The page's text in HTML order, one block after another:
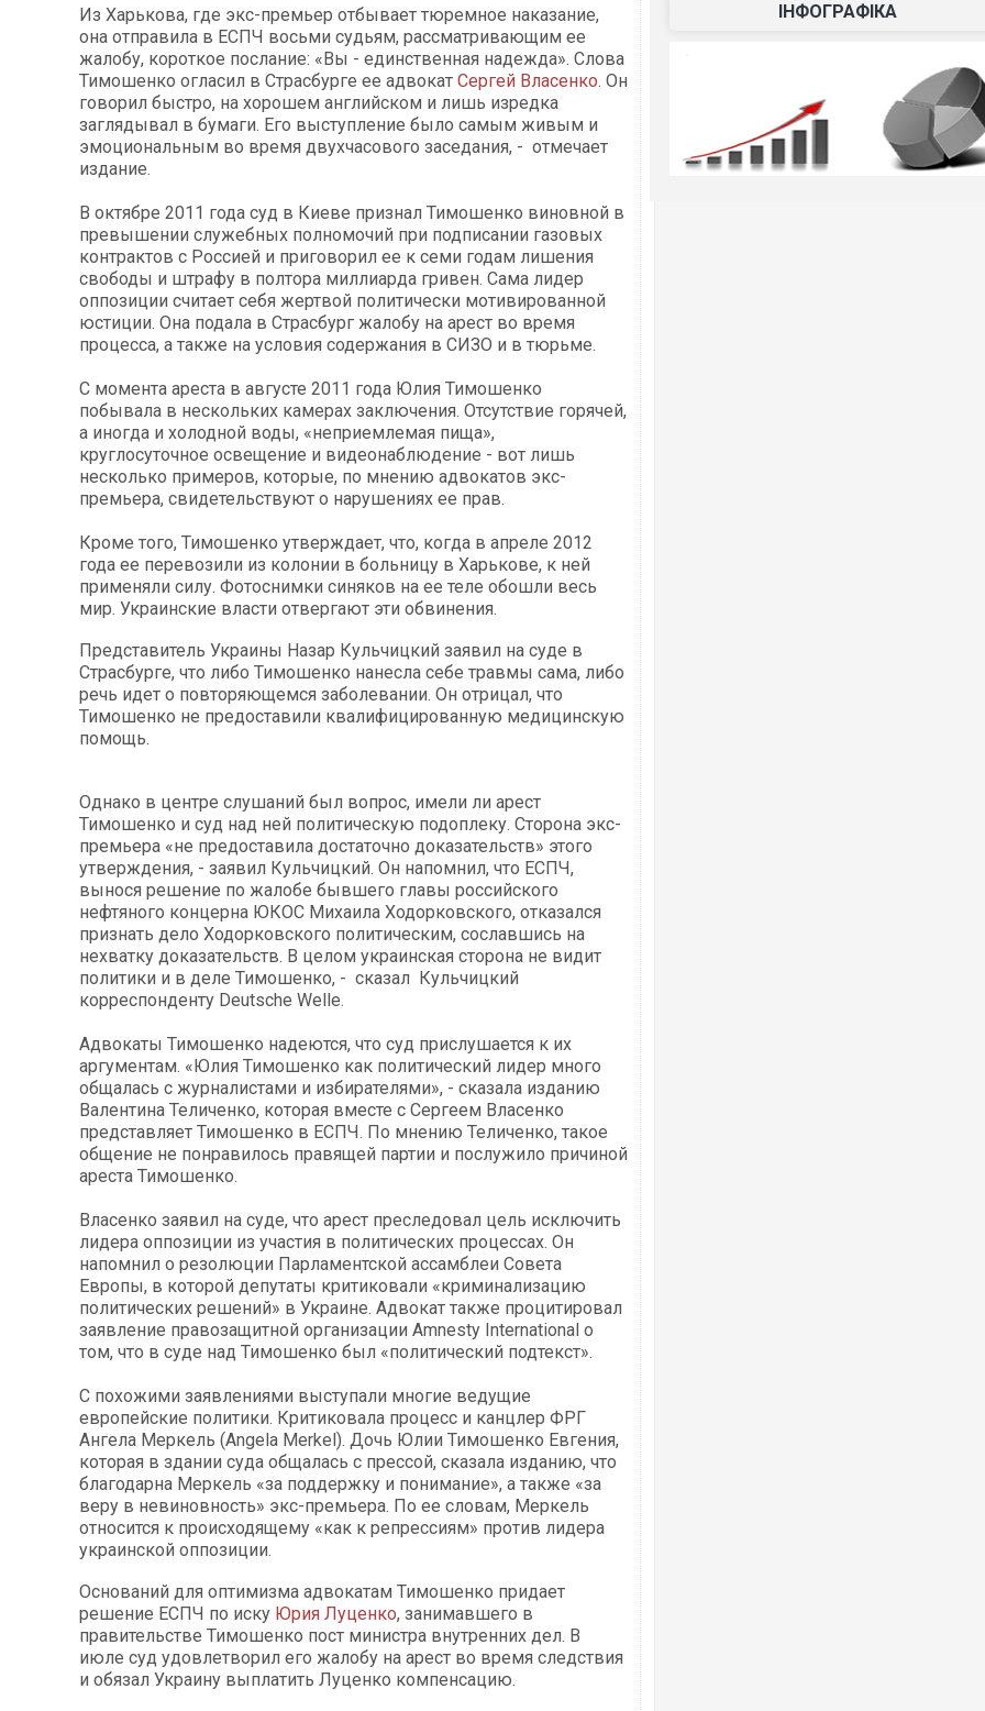
Из Харькова, где экс-премьер отбывает тюремное наказание,
она отправила в ЕСПЧ восьми судьям, рассматривающим ее
жалобу, короткое послание: «Вы - единственная надежда». Слова
Тимошенко огласил в Страсбурге ее адвокат Сергей Власенко. Он
говорил быстро, на хорошем английском и лишь изредка
заглядывал в бумаги. Его выступление было самым живым и
эмоциональным во время двухчасового заседания, - отмечает
издание.
В октябре 2011 года суд в Киеве признал Тимошенко виновной в
превышении служебных полномочий при подписании газовых
контрактов с Россией и приговорил ее к семи годам лишения
свободы и штрафу в полтора миллиарда гривен. Сама лидер
оппозиции считает себя жертвой политически мотивированной
юстиции. Она подала в Страсбург жалобу на арест во время
процесса, а также на условия содержания в СИЗО и в тюрьме.
С момента ареста в августе 2011 года Юлия Тимошенко
побывала в нескольких камерах заключения. Отсутствие горячей,
а иногда и холодной воды, «неприемлемая пища»,
круглосуточное освещение и видеонаблюдение - вот лишь
несколько примеров, которые, по мнению адвокатов экс-
премьера, свидетельствуют о нарушениях ее прав.
Кроме того, Тимошенко утверждает, что, когда в апреле 2012
года ее перевозили из колонии в больницу в Харькове, к ней
применяли силу. Фотоснимки синяков на ее теле обошли весь
мир. Украинские власти отвергают эти обвинения.
Представитель Украины Назар Кульчицкий заявил на суде в
Страсбурге, что либо Тимошенко нанесла себе травмы сама, либо
речь идет о повторяющемся заболевании. Он отрицал, что
Тимошенко не предоставили квалифицированную медицинскую
помощь.
Однако в центре слушаний был вопрос, имели ли арест
Тимошенко и суд над ней политическую подоплеку. Сторона экс-
премьера «не предоставила достаточно доказательств» этого
утверждения, - заявил Кульчицкий. Он напомнил, что ЕСПЧ,
вынося решение по жалобе бывшего главы российского
нефтяного концерна ЮКОС Михаила Ходорковского, отказался
признать дело Ходорковского политическим, сославшись на
нехватку доказательств. В целом украинская сторона не видит
политики и в деле Тимошенко, - сказал Кульчицкий
корреспонденту Deutsche Welle.
Адвокаты Тимошенко надеются, что суд прислушается к их
аргументам. «Юлия Тимошенко как политический лидер много
общалась с журналистами и избирателями», - сказала изданию
Валентина Теличенко, которая вместе с Сергеем Власенко
представляет Тимошенко в ЕСПЧ. По мнению Теличенко, такое
общение не понравилось правящей партии и послужило причиной
ареста Тимошенко.
Власенко заявил на суде, что арест преследовал цель исключить
лидера оппозиции из участия в политических процессах. Он
напомнил о резолюции Парламентской ассамблеи Совета
Европы, в которой депутаты критиковали «криминализацию
политических решений» в Украине. Адвокат также процитировал
заявление правозащитной организации Amnesty International о
том, что в суде над Тимошенко был «политический подтекст».
С похожими заявлениями выступали многие ведущие
европейские политики. Критиковала процесс и канцлер ФРГ
Ангела Меркель (Angela Merkel). Дочь Юлии Тимошенко Евгения,
которая в здании суда общалась с прессой, сказала изданию, что
благодарна Меркель «за поддержку и понимание», а также «за
веру в невиновность» экс-премьера. По ее словам, Меркель
относится к происходящему «как к репрессиям» против лидера
украинской оппозиции.
Оснований для оптимизма адвокатам Тимошенко придает
решение ЕСПЧ по иску Юрия Луценко, занимавшего в
правительстве Тимошенко пост министра внутренних дел. В
июле суд удовлетворил его жалобу на арест во время следствия
и обязал Украину выплатить Луценко компенсацию.
ІНФОГРАФІКА